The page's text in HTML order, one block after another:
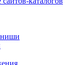
ниши